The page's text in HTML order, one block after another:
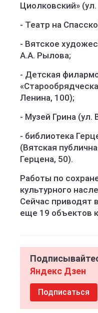
Циолковский»
- Театр на
- Вятское
А.А. Рылова;
- Детская
Ленина, 100);
- Музей Грина (ул.
- библиотека
(Вятская
Герцена, 50).
Работы по
культурного
Сейчас приводят
еще 19 объектов
Яндекс Дзен
Подписаться